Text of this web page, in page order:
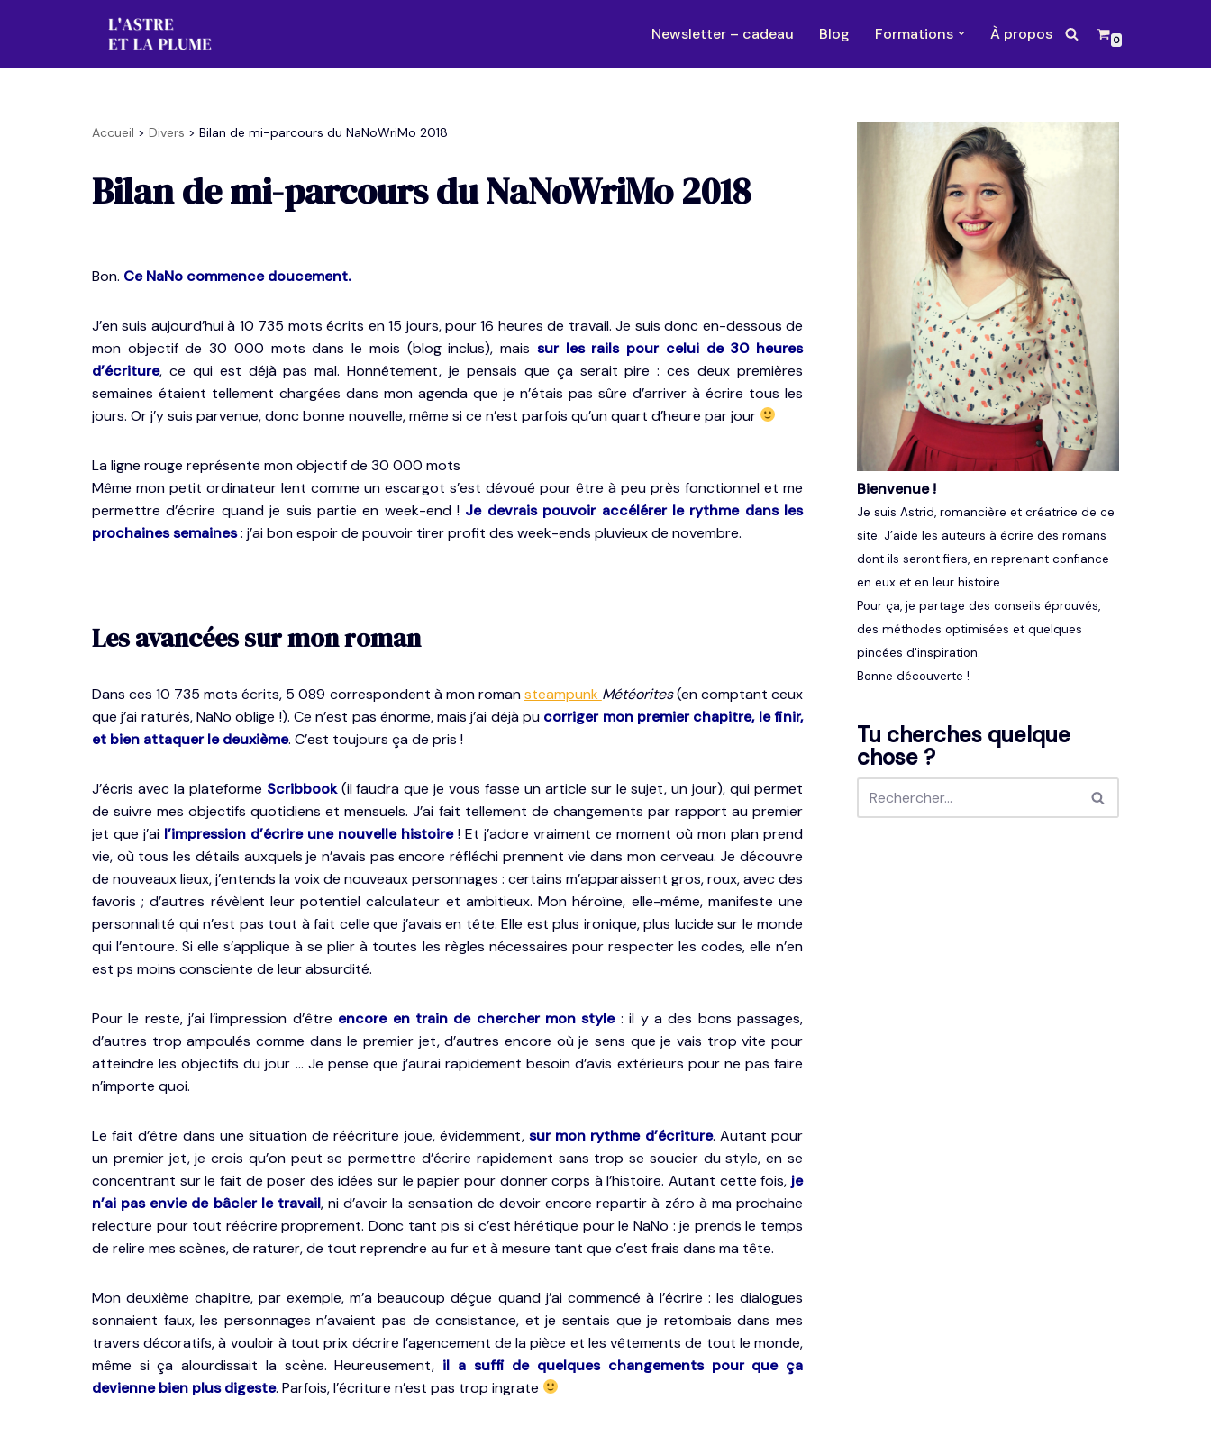
au
Newsletter – cadeau Blog Formations À propos 0
Accueil > Divers > Bilan de mi-parcours du NaNoWriMo 2018
Bilan de mi-parcours du NaNoWriMo 2018
Bon. Ce NaNo commence doucement.
J’en suis aujourd’hui à 10 735 mots écrits en 15 jours, pour 16 heures de travail. Je suis donc en-dessous de
mon objectif de 30 000 mots dans le mois (blog inclus), mais sur les rails pour celui de 30 heures
d’écriture, ce qui est déjà pas mal. Honnêtement, je pensais que ça serait pire : ces deux premières
semaines étaient tellement chargées dans mon agenda que je n’étais pas sûre d’arriver à écrire tous les
jours. Or j’y suis parvenue, donc bonne nouvelle, même si ce n’est parfois qu’un quart d’heure par jour
La ligne rouge représente mon objectif de 30 000 mots
Même mon petit ordinateur lent comme un escargot s’est dévoué pour être à peu près fonctionnel et me
permettre d’écrire quand je suis partie en week-end ! Je devrais pouvoir accélérer le rythme dans les
prochaines semaines: j’ai bon espoir de pouvoir tirer profit des week-ends pluvieux de novembre.
Les avancées sur mon roman
Dans ces 10 735 mots écrits, 5 089 correspondent à mon romansteampunk Météorites(en comptant ceux
que j’ai raturés, NaNo oblige !). Ce n’est pas énorme, mais j’ai déjà pu corriger mon premier chapitre, le finir,
et bien attaquer le deuxième. C’est toujours ça de pris !
J’écris avec la plateforme Scribbook (il faudra que je vous fasse un article sur le sujet, un jour), qui permet
de suivre mes objectifs quotidiens et mensuels. J’ai fait tellement de changements par rapport au premier
jet que j’ai l’impression d’écrire une nouvelle histoire! Et j’adore vraiment ce moment où mon plan prend
vie, où tous les détails auxquels je n’avais pas encore réfléchi prennent vie dans mon cerveau. Je découvre
de nouveaux lieux, j’entends la voix de nouveaux personnages : certains m’apparaissent gros, roux, avec des
favoris ; d’autres révèlent leur potentiel calculateur et ambitieux. Mon héroïne, elle-même, manifeste une
personnalité qui n’est pas tout à fait celle que j’avais en tête. Elle est plus ironique, plus lucide sur le monde
qui l’entoure. Si elle s’applique à se plier à toutes les règles nécessaires pour respecter les codes, elle n’en
est ps moins consciente de leur absurdité.
Pour le reste, j’ai l’impression d’être encore en train de chercher mon style: il y a des bons passages,
d’autres trop ampoulés comme dans le premier jet, d’autres encore où je sens que je vais trop vite pour
atteindre les objectifs du jour … Je pense que j’aurai rapidement besoin d’avis extérieurs pour ne pas faire
n’importe quoi.
Le fait d’être dans une situation de réécriture joue, évidemment, sur mon rythme d’écriture. Autant pour
un premier jet, je crois qu’on peut se permettre d’écrire rapidement sans trop se soucier du style, en se
concentrant sur le fait de poser des idées sur le papier pour donner corps à l’histoire. Autant cette fois, je
n’ai pas envie de bâcler le travail, ni d’avoir la sensation de devoir encore repartir à zéro à ma prochaine
relecture pour tout réécrire proprement. Donc tant pis si c’est hérétique pour le NaNo : je prends le temps
de relire mes scènes, de raturer, de tout reprendre au fur et à mesure tant que c’est frais dans ma tête.
Mon deuxième chapitre, par exemple, m’a beaucoup déçue quand j’ai commencé à l’écrire : les dialogues
sonnaient faux, les personnages n’avaient pas de consistance, et je sentais que je retombais dans mes
travers décoratifs, à vouloir à tout prix décrire l’agencement de la pièce et les vêtements de tout le monde,
même si ça alourdissait la scène. Heureusement, il a suffi de quelques changements pour que ça
devienne bien plus digeste. Parfois, l’écriture n’est pas trop ingrate
Bienvenue !
Je suis Astrid, romancière et créatrice de ce
site. J’aide les auteurs à écrire des romans
dont ils seront fiers, en reprenant confiance
en eux et en leur histoire.
Pour ça, je partage des conseils éprouvés,
des méthodes optimisées et quelques
pincées d'inspiration.
Bonne découverte !
Tu cherches quelque
chose ?